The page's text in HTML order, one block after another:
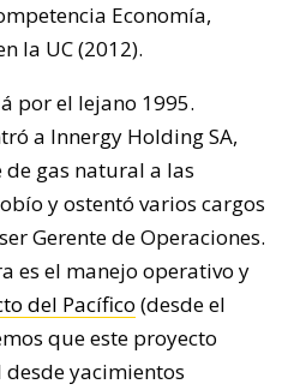
Economía,
la UC (2012).
por el lejano 1995.
a Innergy Holding SA,
gas natural a las
y ostentó varios cargos
Gerente de Operaciones.
es el manejo operativo y
del Pacífico (desde el
que este proyecto
yacimientos